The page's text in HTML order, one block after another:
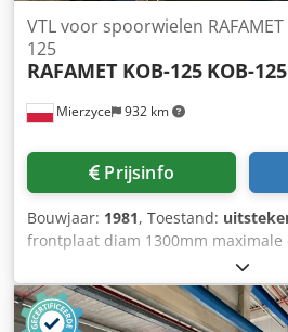
Mierzyce 932 km
VTL voor spoorwielen RAFAMET
125
RAFAMET KOB-125 KOB-125
Prijsinfo
Bouwjaar: 1981, Toestand:
frontplaat diam 1300mm
Dcjdpfjk Dz N Ijx Ac Ejk bereik van
460-1250mm